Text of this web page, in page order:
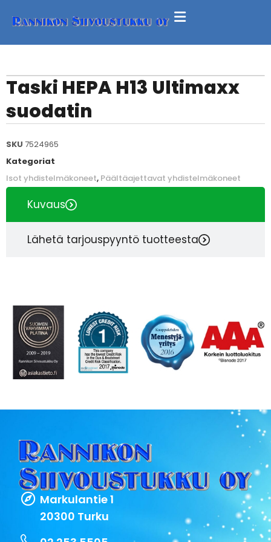
Taski HEPA H13 Ultimaxx
suodatin
SKU 7524965
Kategoriat
Isot yhdistelmäkoneet, Päältäajettavat yhdistelmäkoneet
Kuvaus
Lähetä tarjouspyyntö tuotteesta
Markulantie 1
20300 Turku